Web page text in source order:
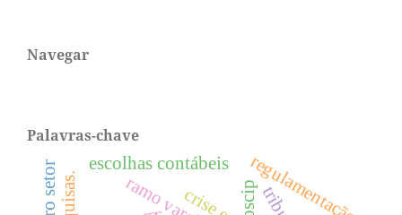
Navegar
Palavras-chave
regulamentação
oscip
escolhas contábeis